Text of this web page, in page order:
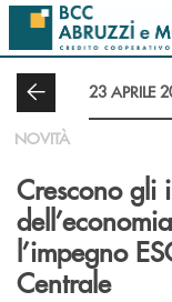
Salta al contenuto
23 APRILE
NOVITÀ
Crescono gli
l’impegno
Centrale